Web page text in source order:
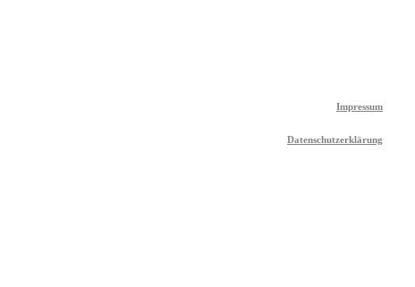
Impressum
Datenschutzerklärung